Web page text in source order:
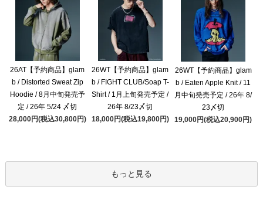
26AT【予約商品】glam
b / Distorted Sweat Zip
Hoodie / 8月中旬発売予
定 / 26年 5/24 〆切
28,000円(税込30,800円)
26WT【予約商品】glam
b / FIGHT CLUB/Soap T-
Shirt / 1月上旬発売予定 /
26年 8/23〆切
18,000円(税込19,800円)
26WT【予約商品】glam
b / Eaten Apple Knit / 11
月中旬発売予定 / 26年 8/
23〆切
19,000円(税込20,900円)
もっと見る